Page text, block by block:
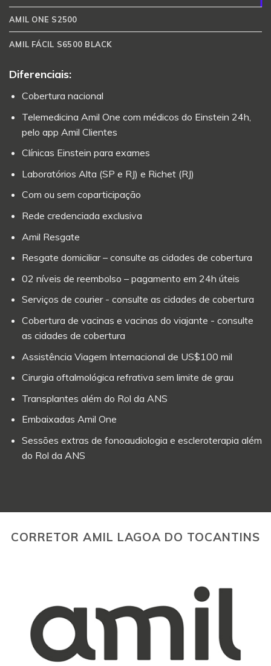
AMIL ONE S2500
AMIL FÁCIL S6500 BLACK
Diferenciais:
Cobertura nacional
Telemedicina Amil One com médicos do Einstein 24h,
pelo app Amil Clientes
Clínicas Einstein para exames
Laboratórios Alta (SP e RJ) e Richet (RJ)
Com ou sem coparticipação
Rede credenciada exclusiva
Amil Resgate
Resgate domiciliar – consulte as cidades de cobertura
02 níveis de reembolso – pagamento em 24h úteis
Serviços de courier - consulte as cidades de cobertura
Cobertura de vacinas e vacinas do viajante - consulte
as cidades de cobertura
Assistência Viagem Internacional de US$100 mil
Cirurgia oftalmológica refrativa sem limite de grau
Transplantes além do Rol da ANS
Embaixadas Amil One
Sessões extras de fonoaudiologia e escleroterapia além
do Rol da ANS
CORRETOR AMIL LAGOA DO TOCANTINS